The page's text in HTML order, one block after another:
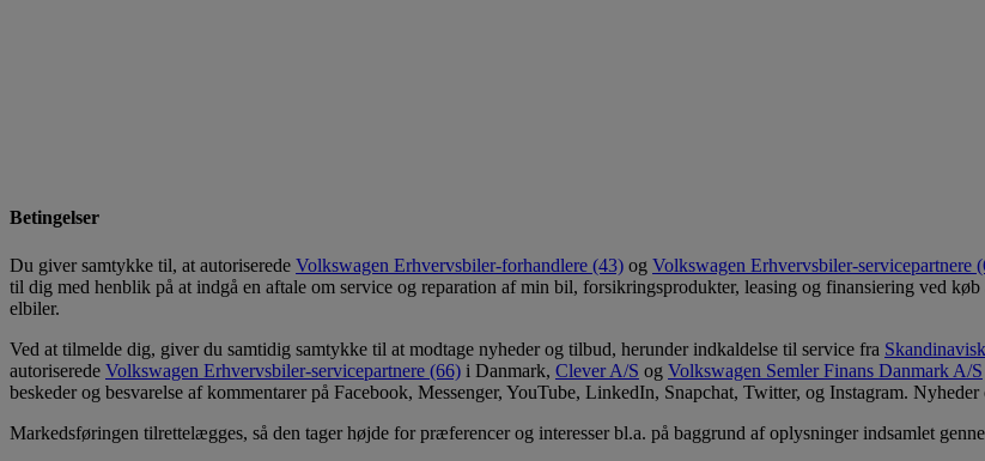
Betingelser
Du giver samtykke til, at autoriserede Volkswagen Erhvervsbiler-forhandlere (43) og Volkswagen Erhvervsbiler-servicepartnere
til dig med henblik på at indgå en aftale om service og reparation af min bil, forsikringsprodukter, leasing og finansiering ved
elbiler.
Ved at tilmelde dig, giver du samtidig samtykke til at modtage nyheder og tilbud, herunder indkaldelse til service fra
autoriserede Volkswagen Erhvervsbiler-servicepartnere (66) i Danmark, Clever A/S og Volkswagen Semler Finans Danmark A/S
beskeder og besvarelse af kommentarer på Facebook, Messenger, YouTube, LinkedIn, Snapchat, Twitter, og Instagram.
Markedsføringen tilrettelægges, så den tager højde for præferencer og interesser bl.a. på baggrund af oplysninger indsamlet